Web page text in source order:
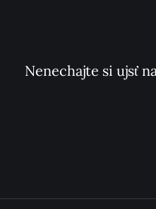
Nenechajte si ujsť